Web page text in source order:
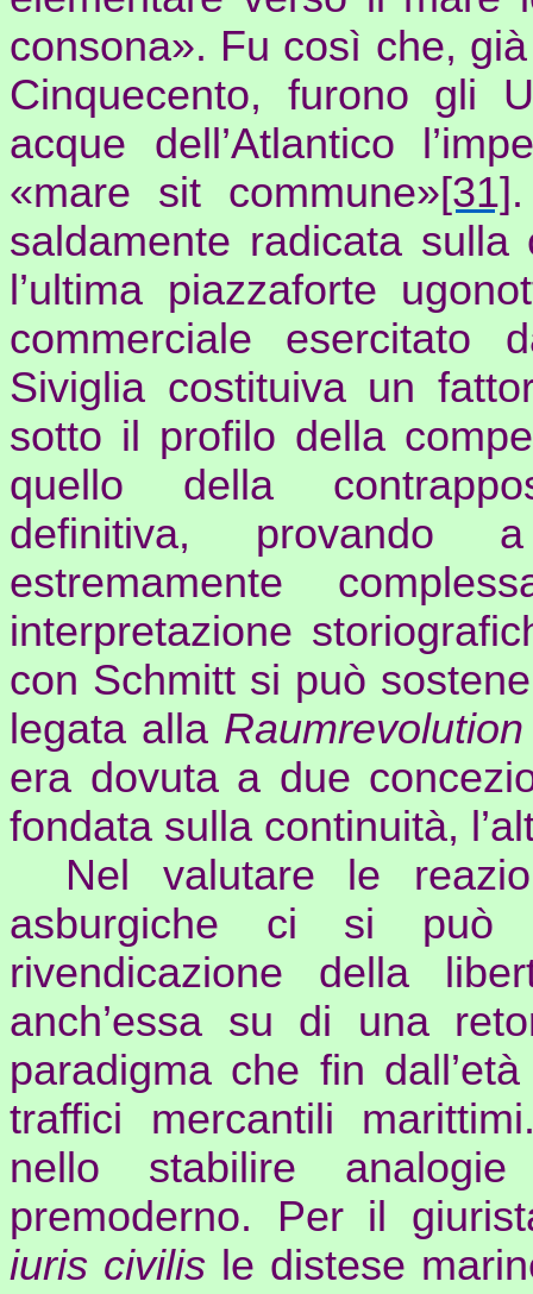
consona». Fu così che,
Cinquecento, furono gli
acque dell’Atlantico
«mare sit commune»[31]
saldamente radicata
l’ultima piazzaforte
commerciale esercitato
Siviglia costituiva un
sotto il profilo della
quello della
definitiva, provando
estremamente
interpretazione
con Schmitt si può
legata alla Raumrevolution
era dovuta a due
fondata sulla continuità,
Nel valutare le
asburgiche ci si può
rivendicazione della
anch’essa su di una
paradigma che fin
traffici mercantili
nello stabilire analogie
premoderno. Per il
iuris civilis le distese